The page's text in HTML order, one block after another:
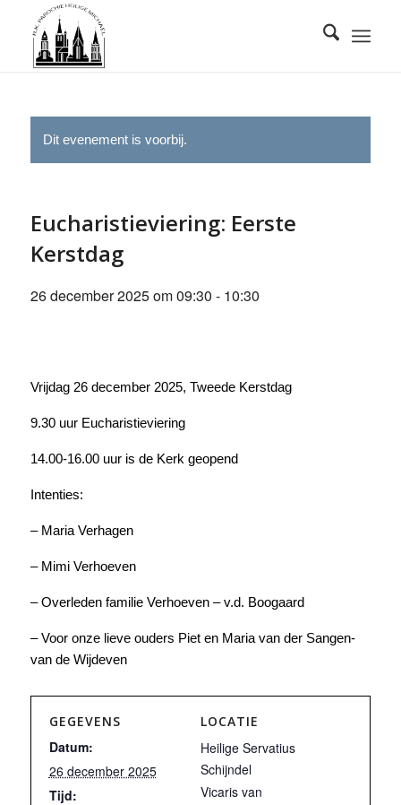
Dit evenement is voorbij.
Eucharistieviering: Eerste
Kerstdag
26 december 2025 om 09:30 - 10:30
Vrijdag 26 december 2025, Tweede Kerstdag
9.30 uur Eucharistieviering
14.00-16.00 uur is de Kerk geopend
Intenties:
– Maria Verhagen
– Mimi Verhoeven
– Overleden familie Verhoeven – v.d. Boogaard
– Voor onze lieve ouders Piet en Maria van der Sangen-
van de Wijdeven
GEGEVENS
Datum:
26 december 2025
Tijd:
LOCATIE
Heilige Servatius
Schijndel
Vicaris van